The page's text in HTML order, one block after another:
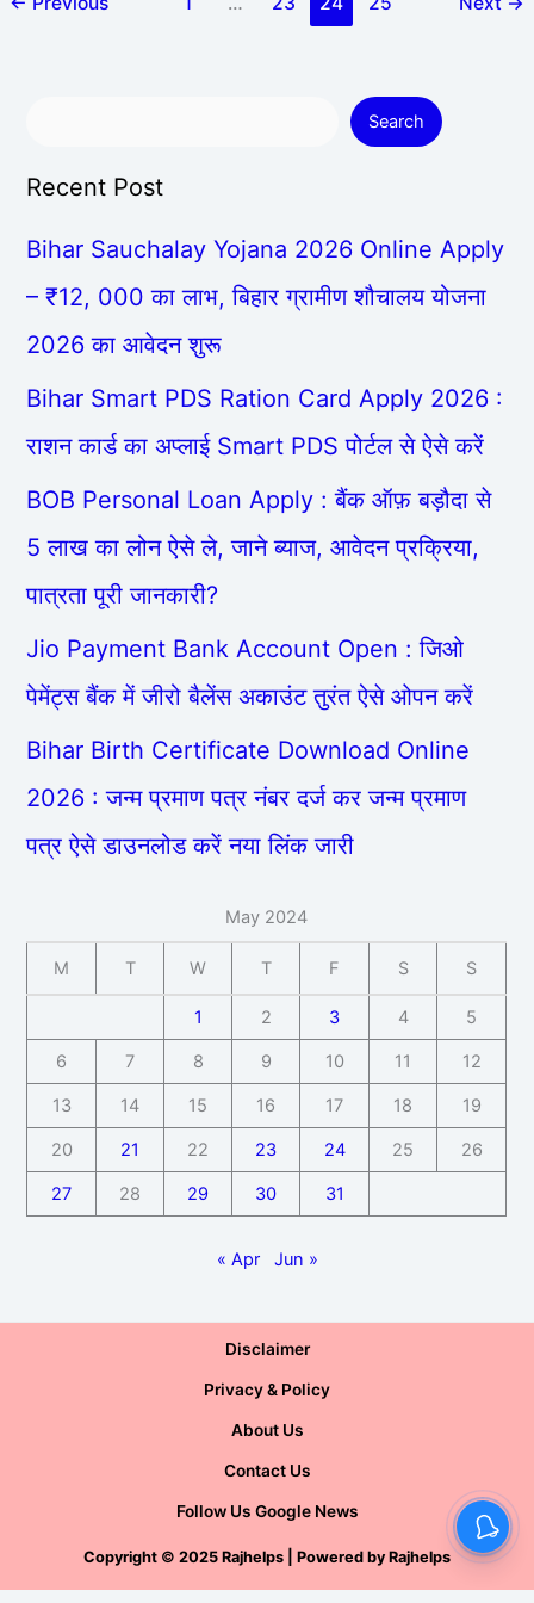
Search
Recent Post
Bihar Sauchalay Yojana 2026 Online Apply
– ₹12, 000 का लाभ, बिहार ग्रामीण शौचालय योजना
2026 का आवेदन शुरू
Bihar Smart PDS Ration Card Apply 2026 :
राशन कार्ड का अप्लाई Smart PDS पोर्टल से ऐसे करें
BOB Personal Loan Apply : बैंक ऑफ़ बड़ौदा से
5 लाख का लोन ऐसे ले, जाने ब्याज, आवेदन प्रक्रिया,
पात्रता पूरी जानकारी?
Jio Payment Bank Account Open : जिओ
पेमेंट्स बैंक में जीरो बैलेंस अकाउंट तुरंत ऐसे ओपन करें
Bihar Birth Certificate Download Online
2026 : जन्म प्रमाण पत्र नंबर दर्ज कर जन्म प्रमाण
पत्र ऐसे डाउनलोड करें नया लिंक जारी
May 2024
M T W T F S S
1 2 3 4 5
6 7 8 9 10 11 12
13 14 15 16 17 18 19
20 21 22 23 24 25 26
27 28 29 30 31
« Apr Jun »
Disclaimer
Privacy & Policy
About Us
Contact Us
Follow Us Google News
Copyright © 2025 Rajhelps | Powered by Rajhelps